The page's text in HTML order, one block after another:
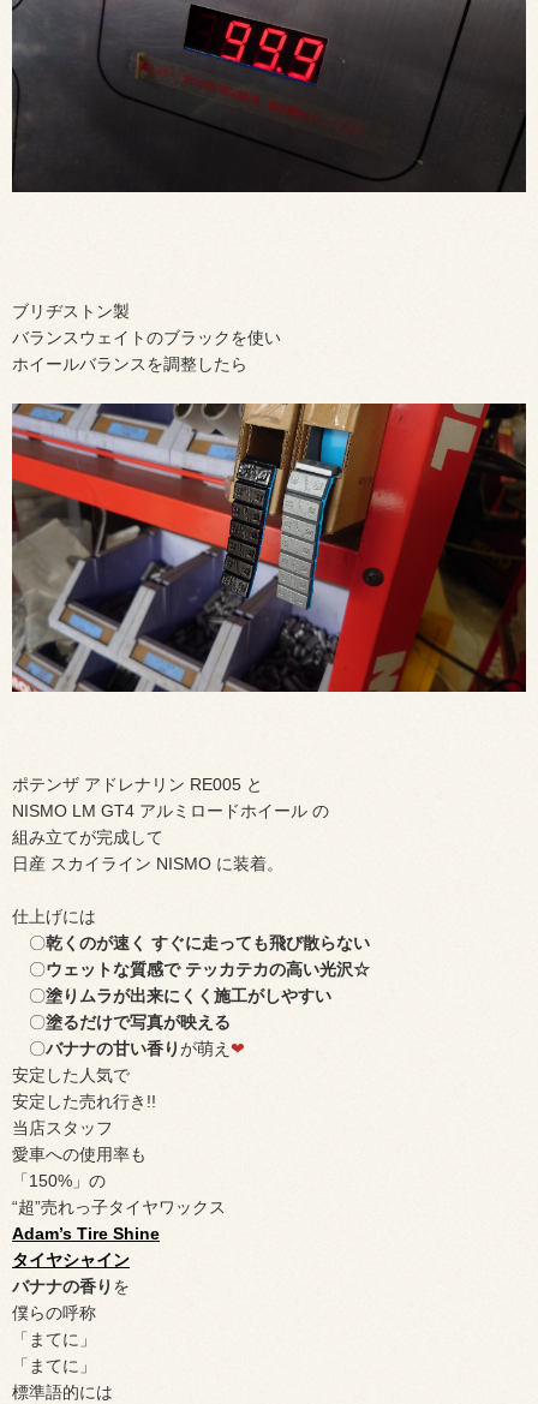
ブリヂストン製
バランスウェイトのブラックを使い
ホイールバランスを調整したら
ポテンザ アドレナリン RE005 と
NISMO LM GT4 アルミロードホイール の
組み立てが完成して
日産 スカイライン NISMO に装着。
仕上げには
〇乾くのが速く すぐに走っても飛び散らない
〇ウェットな質感で テッカテカの高い光沢☆
〇塗りムラが出来にくく施工がしやすい
〇塗るだけで写真が映える
〇バナナの甘い香りが萌え ❤
安定した人気で
安定した売れ行き!!
当店スタッフ
愛車への使用率も
「150%」の
“超”売れっ子タイヤワックス
Adam’s Tire Shine
タイヤシャイン
バナナの香り を
僕らの呼称
「まてに」
「まてに」
標準語的には